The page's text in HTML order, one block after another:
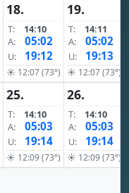
18.
T:
14:10
A:
05:02
U: 19:12
☀ 12:07 (73°)
19.
T:
14:11
A:
05:02
U: 19:13
☀ 12:07 (73°)
25.
T:
14:10
A:
05:03
U: 19:14
☀ 12:09 (73°)
26.
T:
14:10
A:
05:03
U: 19:14
☀ 12:09 (73°)